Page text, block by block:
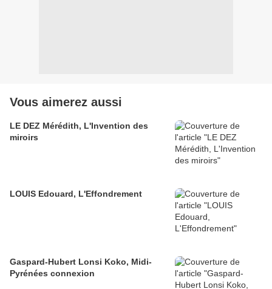
Vous aimerez aussi
LE DEZ Mérédith, L'Invention des
miroirs
LOUIS Edouard, L'Effondrement
Gaspard-Hubert Lonsi Koko, Midi-
Pyrénées connexion